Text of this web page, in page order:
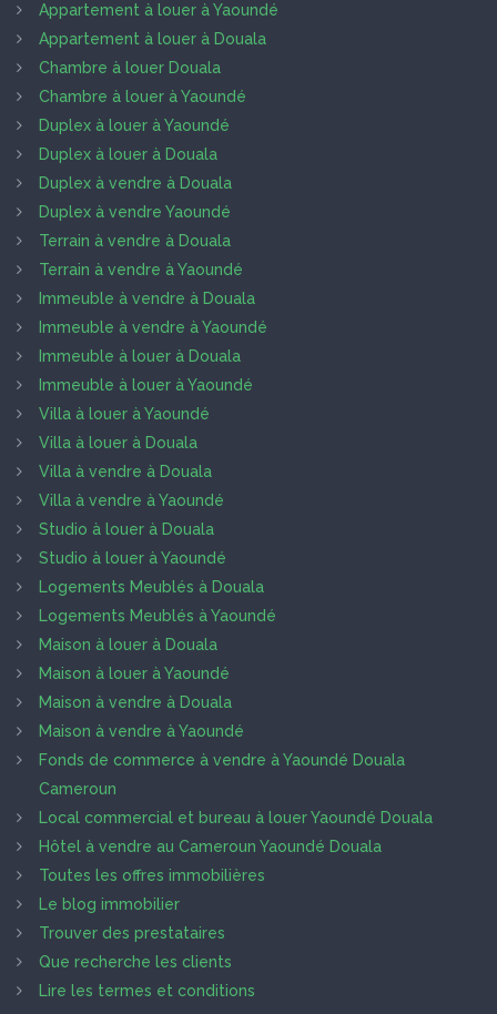
Appartement à louer à Yaoundé
Appartement à louer à Douala
Chambre à louer Douala
Chambre à louer à Yaoundé
Duplex à louer à Yaoundé
Duplex à louer à Douala
Duplex à vendre à Douala
Duplex à vendre Yaoundé
Terrain à vendre à Douala
Terrain à vendre à Yaoundé
Immeuble à vendre à Douala
Immeuble à vendre à Yaoundé
Immeuble à louer à Douala
Immeuble à louer à Yaoundé
Villa à louer à Yaoundé
Villa à louer à Douala
Villa à vendre à Douala
Villa à vendre à Yaoundé
Studio à louer à Douala
Studio à louer à Yaoundé
Logements Meublés à Douala
Logements Meublés à Yaoundé
Maison à louer à Douala
Maison à louer à Yaoundé
Maison à vendre à Douala
Maison à vendre à Yaoundé
Fonds de commerce à vendre à Yaoundé Douala
Cameroun
Local commercial et bureau à louer Yaoundé Douala
Hôtel à vendre au Cameroun Yaoundé Douala
Toutes les offres immobilières
Le blog immobilier
Trouver des prestataires
Que recherche les clients
Lire les termes et conditions